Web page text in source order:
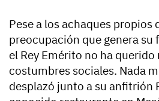
Pese a los achaques propios
preocupación que genera su
el Rey Emérito no ha querido
costumbres sociales. Nada
desplazó junto a su anfitrión